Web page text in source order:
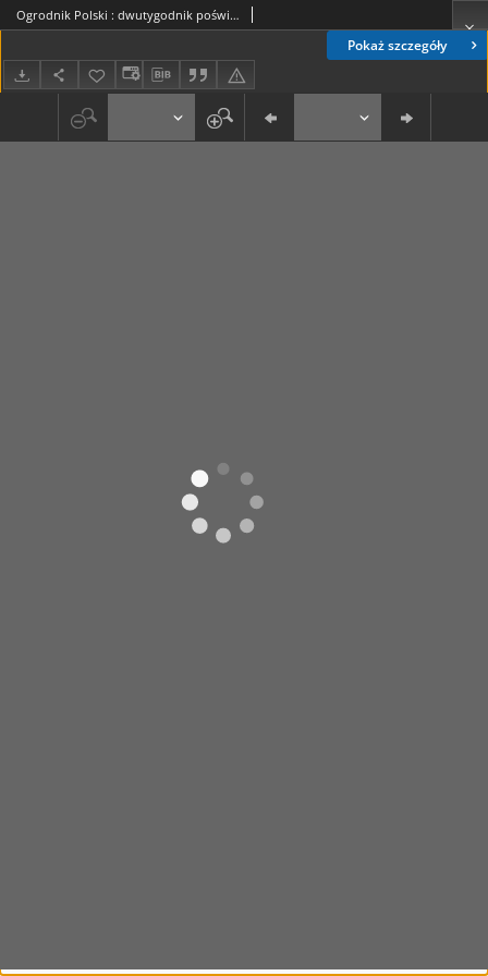
Pokaż szczegóły
Ogrodnik Polski : dwutygodnik poświęcony wszystkim gałęziom ogrodnictwa T. 8, Nr 6 (1886)